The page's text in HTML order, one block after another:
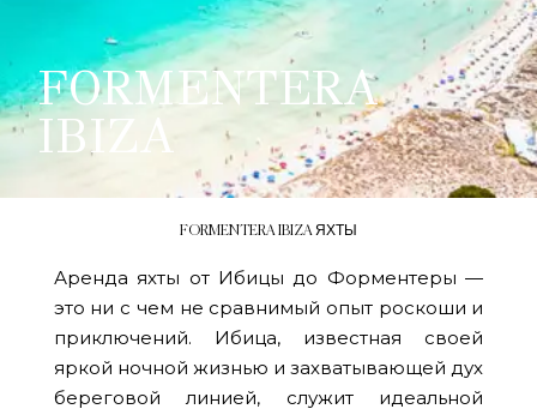
FORMENTERA
IBIZA
FORMENTERA IBIZA ЯХТЫ
Аренда яхты от Ибицы до Форментеры —
это ни с чем не сравнимый опыт роскоши и
приключений. Ибица, известная своей
яркой ночной жизнью и захватывающей дух
береговой линией, служит идеальной